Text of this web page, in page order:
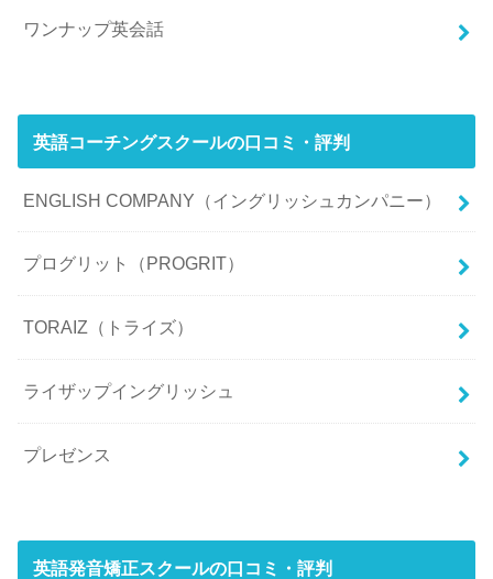
ワンナップ英会話
英語コーチングスクールの口コミ・評判
ENGLISH COMPANY（イングリッシュカンパニー）
プログリット（PROGRIT）
TORAIZ（トライズ）
ライザップイングリッシュ
プレゼンス
英語発音矯正スクールの口コミ・評判